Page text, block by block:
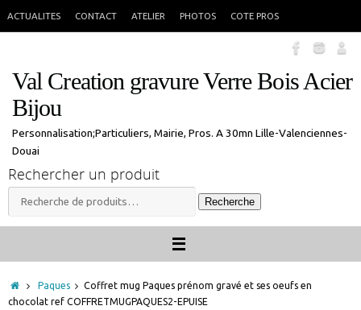
seront traitées à mon retour.
ACTUALITES CONTACT ATELIER PHOTOS COTE PROS
Val Creation gravure Verre Bois Acier
Bijou
Personnalisation;Particuliers, Mairie, Pros. A 30mn Lille-Valenciennes-
Douai
Rechercher un produit
Recherche
pour :
Recherche
Accueil
Paques
Coffret mug Paques prénom gravé et ses oeufs en
chocolat ref COFFRETMUGPAQUES2-EPUISE